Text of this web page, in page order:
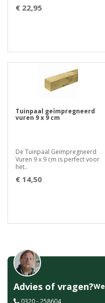
€ 22,95
Tuinpaal geïmpregneerd
vuren 9 x 9 cm
De Tuinpaal Geïmpregneerd
Vuren 9 x 9 cm is perfect voor
het..
€ 14,50
Advies of vragen?
0320 - 258604